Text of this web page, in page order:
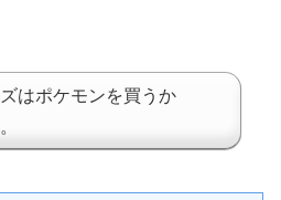
はポケモンを買うか